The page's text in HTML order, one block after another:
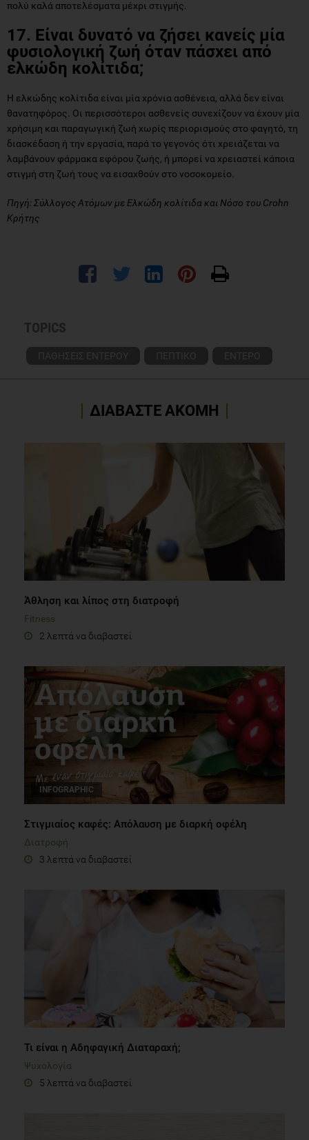
πολύ καλά αποτελέσματα μέχρι στιγμής.
17. Είναι δυνατό να ζήσει κανείς μία
φυσιολογική ζωή όταν πάσχει από
ελκώδη κολίτιδα;
Η ελκώδης κολίτιδα είναι μία χρόνια ασθένεια, αλλά δεν είναι
θανατηφόρος. Οι περισσότεροι ασθενείς συνεχίζουν να έχουν μία
χρήσιμη και παραγωγική ζωή χωρίς περιορισμούς στο φαγητό, τη
διασκέδαση ή την εργασία, παρά το γεγονός ότι χρειάζεται να
λαμβάνουν φάρμακα εφόρου ζωής, ή μπορεί να χρειαστεί κάποια
στιγμή στη ζωή τους να εισαχθούν στο νοσοκομείο.
Πηγή: Σύλλογος Ατόμων με Ελκώδη κολίτιδα και Νόσο του Crohn
Κρήτης
TOPICS
ΠΑΘΗΣΕΙΣ ΕΝΤΕΡΟΥ ΠΕΠΤΙΚΟ ΕΝΤΕΡΟ
ΔΙΑΒΑΣΤΕ ΑΚΟΜΗ
Άθληση και λίπος στη διατροφή
Fitness
2 λεπτά να διαβαστεί
INFOGRAPHIC
Στιγμιαίος καφές: Απόλαυση με διαρκή οφέλη
Διατροφή
3 λεπτά να διαβαστεί
Τι είναι η Αδηφαγική Διαταραχή;
Ψυχολογία
5 λεπτά να διαβαστεί